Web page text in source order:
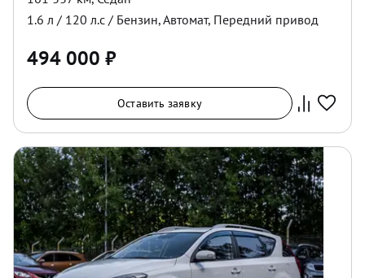
1.6 л / 120 л.с / Бензин,Автомат, Передний привод
494 000 ₽
Оставить заявку